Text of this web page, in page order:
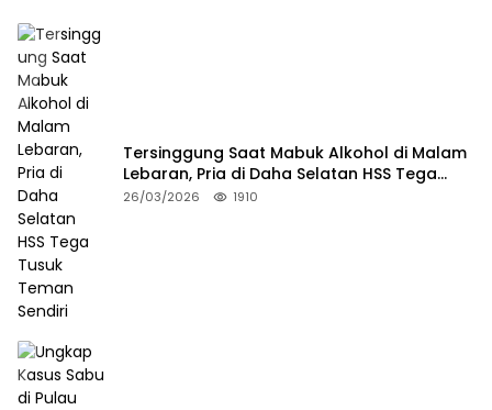
Tersinggung Saat Mabuk Alkohol di Malam
Lebaran, Pria di Daha Selatan HSS Tega
Tusuk Teman Sendiri
26/03/2026 1910